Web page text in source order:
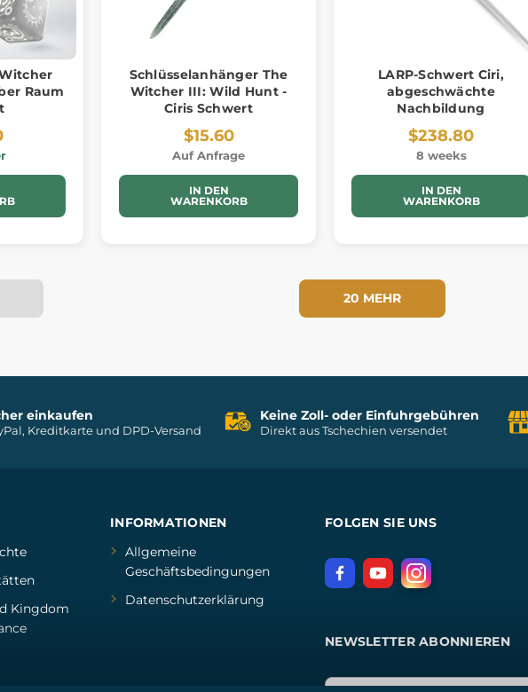
Raum
Schlüsselanhänger The
Witcher III: Wild Hunt -
Ciris Schwert
$15.60
Auf Anfrage
IN DEN
WARENKORB
LARP-Schwert Ciri,
abgeschwächte
Nachbildung
$238.80
8 weeks
IN DEN
WARENKORB
20 MEHR
einkaufen
Kreditkarte und DPD-Versand
Keine Zoll- oder Einfuhrgebühren
Direkt aus Tschechien versendet
Kingdom
INFORMATIONEN
Allgemeine
Geschäftsbedingungen
Datenschutzerklärung
FOLGEN SIE UNS
NEWSLETTER ABONNIEREN